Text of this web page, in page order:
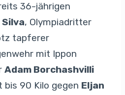
36-jährigen
, Olympiadritter
tapferer
mit Ippon
Adam Borchashvilli
90 Kilo gegen Eljan